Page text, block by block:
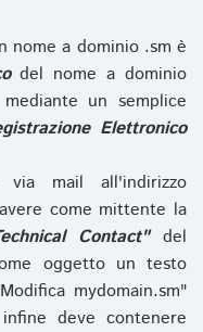
nome a dominio .sm è
del nome a dominio
un semplice
Elettronico
mail all'indirizzo
come mittente la
Contact"del
oggetto un testo
mydomain.sm"
deve contenere